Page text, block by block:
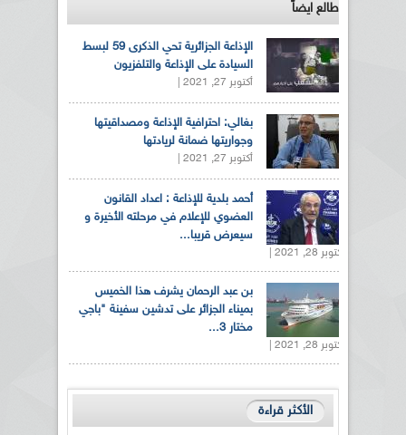
طالع ايضاً
الإذاعة الجزائرية تحي الذكرى 59 لبسط
السيادة على الإذاعة والتلفزيون
أكتوبر 27, 2021 |
بغالي: احترافية الإذاعة ومصداقيتها
وجواريتها ضمانة لريادتها
أكتوبر 27, 2021 |
أحمد بلدية للإذاعة : اعداد القانون
العضوي للإعلام في مرحلته الأخيرة و
سيعرض قريبا...
أكتوبر 28, 2021 |
بن عبد الرحمان يشرف هذا الخميس
بميناء الجزائر على تدشين سفينة "باجي
مختار 3...
أكتوبر 28, 2021 |
الأكثر قراءة